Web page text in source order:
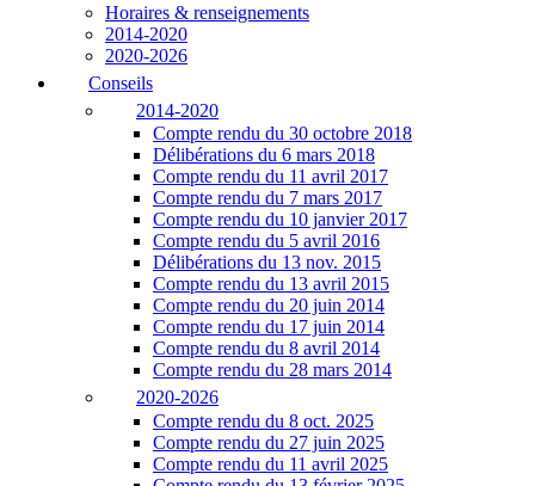
Horaires & renseignements
2014-2020
2020-2026
Conseils
2014-2020
Compte rendu du 30 octobre 2018
Délibérations du 6 mars 2018
Compte rendu du 11 avril 2017
Compte rendu du 7 mars 2017
Compte rendu du 10 janvier 2017
Compte rendu du 5 avril 2016
Délibérations du 13 nov. 2015
Compte rendu du 13 avril 2015
Compte rendu du 20 juin 2014
Compte rendu du 17 juin 2014
Compte rendu du 8 avril 2014
Compte rendu du 28 mars 2014
2020-2026
Compte rendu du 8 oct. 2025
Compte rendu du 27 juin 2025
Compte rendu du 11 avril 2025